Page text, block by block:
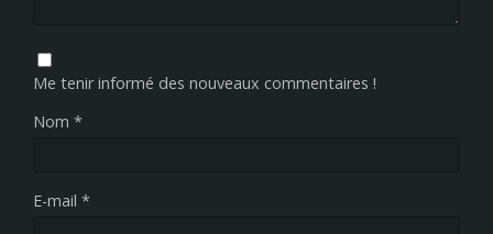
Me tenir informé des nouveaux commentaires !
Nom *
E-mail *